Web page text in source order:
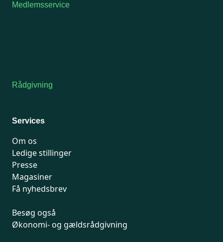
Medlemsservice
Rådgivning
Services
Om os
Ledige stillinger
Presse
Magasiner
Få nyhedsbrev
Besøg også
Økonomi- og gældsrådgivning